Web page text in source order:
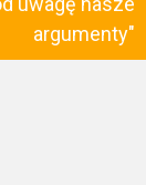
argumenty"